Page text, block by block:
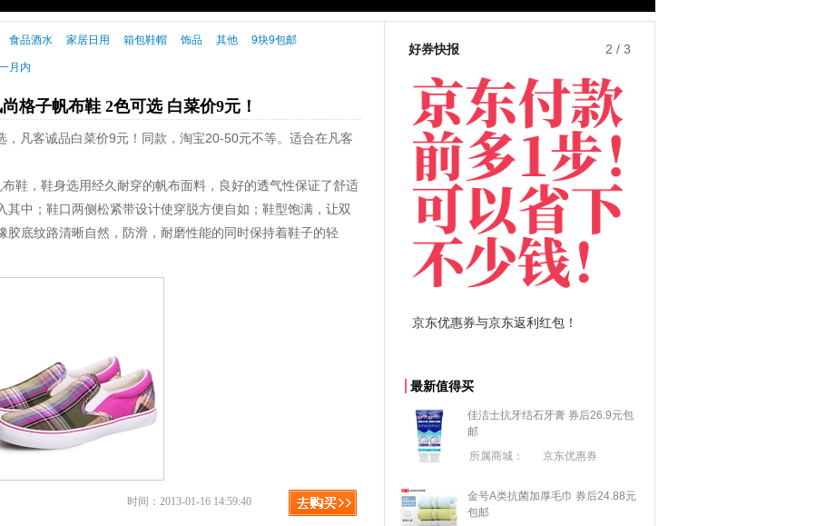
食品酒水 家居日用 箱包鞋帽 饰品 其他 9块9包邮
月内
格子帆布鞋 2色可选 白菜价9元！
凡客诚品白菜价9元！同款，淘宝20-50元不等。适合在凡客
鞋，鞋身选用经久耐穿的帆布面料，良好的透气性保证了舒适
中；鞋口两侧松紧带设计使穿脱方便自如；鞋型饱满，让双
胶底纹路清晰自然，防滑，耐磨性能的同时保持着鞋子的轻
时间：2013-01-16 14:59:40
好券快报 3 / 3
拼多多优惠券+拼多多返利
最新值得买
佳洁士抗牙结石牙膏 券后26.9元包
邮
所属商城：
京东优惠券
金号A类抗菌加厚毛巾 券后24.88元
包邮